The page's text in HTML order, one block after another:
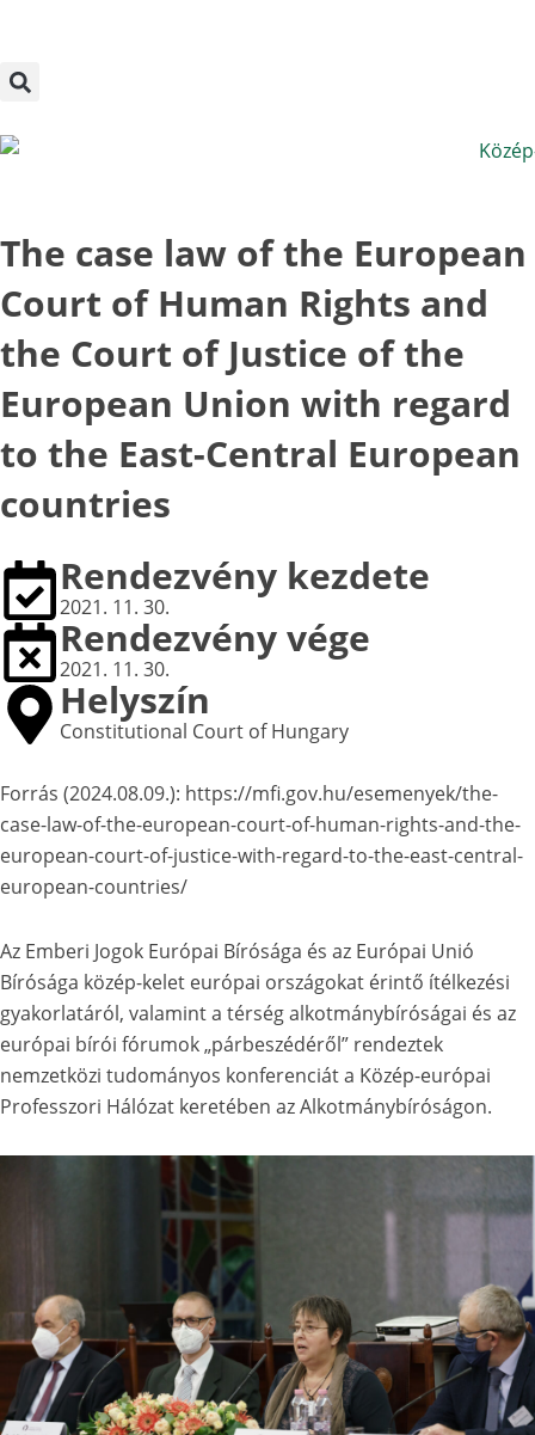
content
The case law of the European
Court of Human Rights and
the Court of Justice of the
European Union with regard
to the East-Central European
countries
Rendezvény kezdete
2021. 11. 30.
Rendezvény vége
2021. 11. 30.
Helyszín
Constitutional Court of Hungary
Forrás (2024.08.09.): https://mfi.gov.hu/esemenyek/the-
case-law-of-the-european-court-of-human-rights-and-the-
european-court-of-justice-with-regard-to-the-east-central-
european-countries/
Az Emberi Jogok Európai Bírósága és az Európai Unió
Bírósága közép-kelet európai országokat érintő ítélkezési
gyakorlatáról, valamint a térség alkotmánybíróságai és az
európai bírói fórumok „párbeszédéről” rendeztek
nemzetközi tudományos konferenciát a Közép-európai
Professzori Hálózat keretében az Alkotmánybíróságon.